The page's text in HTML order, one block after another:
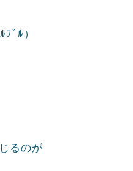
ﾞﾙ）
るのが